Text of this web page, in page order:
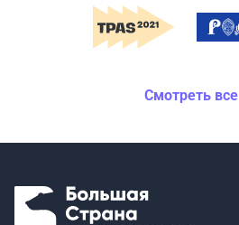
Смотреть все